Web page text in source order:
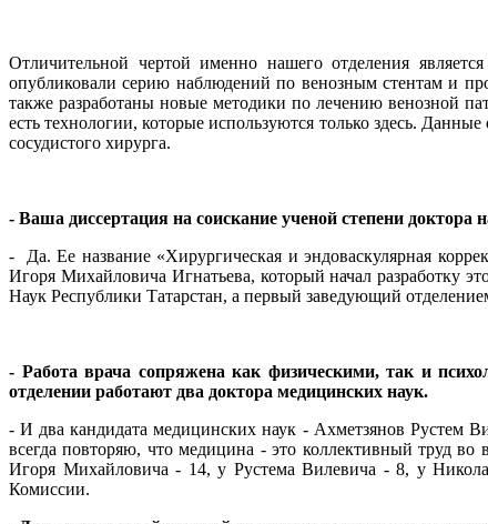
Отличительной чертой именно нашего отделения
опубликовали серию наблюдений по венозным стентам и
также разработаны новые методики по лечению венозной
есть технологии, которые используются только здесь.
сосудистого хирурга.
- Ваша диссертация на соискание ученой степени
- Да. Ее название «Хирургическая и эндоваскулярная
Игоря Михайловича Игнатьева, который начал разработку
Наук Республики Татарстан, а первый заведующий
- Работа врача сопряжена как физическими, так и
отделении работают два доктора медицинских наук.
- И два кандидата медицинских наук - Ахметзянов Рустем
всегда повторяю, что медицина - это коллективный труд
Игоря Михайловича - 14, у Рустема Вилевича - 8, у
Комиссии.